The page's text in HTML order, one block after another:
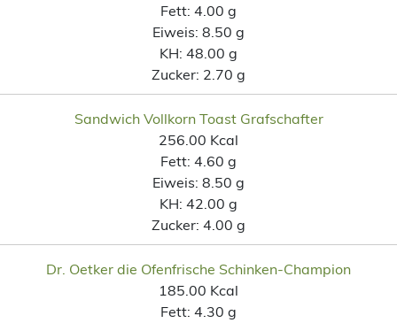
Fett: 4.00 g
Eiweis: 8.50 g
KH: 48.00 g
Zucker: 2.70 g
Sandwich Vollkorn Toast Grafschafter
256.00 Kcal
Fett: 4.60 g
Eiweis: 8.50 g
KH: 42.00 g
Zucker: 4.00 g
Dr. Oetker die Ofenfrische Schinken-Champion
185.00 Kcal
Fett: 4.30 g